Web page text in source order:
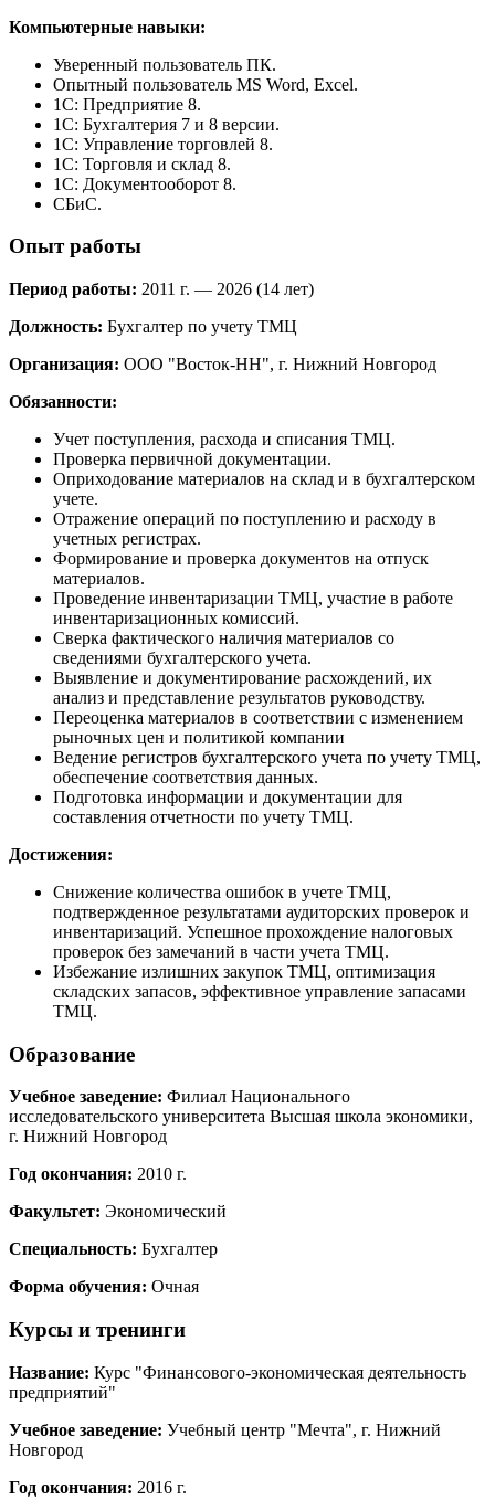
Компьютерные навыки:
Уверенный пользователь ПК.
Опытный пользователь MS Word, Excel.
1С: Предприятие 8.
1C: Бухгалтерия 7 и 8 версии.
1С: Управление торговлей 8.
1С: Торговля и склад 8.
1С: Документооборот 8.
СБиС.
Опыт работы
Период работы: 2011 г. — 2026 (14 лет)
Должность: Бухгалтер по учету ТМЦ
Организация: ООО "Восток-НН", г. Нижний Новгород
Обязанности:
Учет поступления, расхода и списания ТМЦ.
Проверка первичной документации.
Оприходование материалов на склад и в бухгалтерском
учете.
Отражение операций по поступлению и расходу в
учетных регистрах.
Формирование и проверка документов на отпуск
материалов.
Проведение инвентаризации ТМЦ, участие в работе
инвентаризационных комиссий.
Сверка фактического наличия материалов со
сведениями бухгалтерского учета.
Выявление и документирование расхождений, их
анализ и представление результатов руководству.
Переоценка материалов в соответствии с изменением
рыночных цен и политикой компании
Ведение регистров бухгалтерского учета по учету ТМЦ,
обеспечение соответствия данных.
Подготовка информации и документации для
составления отчетности по учету ТМЦ.
Достижения:
Снижение количества ошибок в учете ТМЦ,
подтвержденное результатами аудиторских проверок и
инвентаризаций. Успешное прохождение налоговых
проверок без замечаний в части учета ТМЦ.
Избежание излишних закупок ТМЦ, оптимизация
складских запасов, эффективное управление запасами
ТМЦ.
Образование
Учебное заведение: Филиал Национального
исследовательского университета Высшая школа экономики,
г. Нижний Новгород
Год окончания: 2010 г.
Факультет: Экономический
Специальность: Бухгалтер
Форма обучения: Очная
Курсы и тренинги
Название: Курс "Финансового-экономическая деятельность
предприятий"
Учебное заведение: Учебный центр "Мечта", г. Нижний
Новгород
Год окончания: 2016 г.